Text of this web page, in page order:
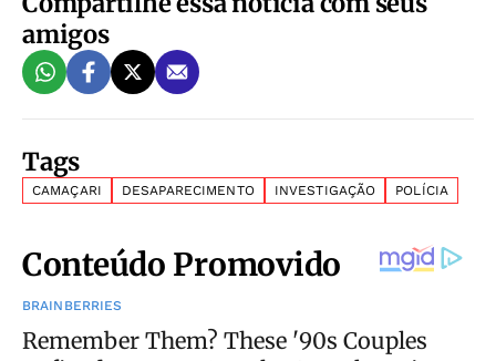
amigos
Tags
CAMAÇARI DESAPARECIMENTO INVESTIGAÇÃO POLÍCIA